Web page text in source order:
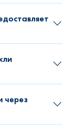
через